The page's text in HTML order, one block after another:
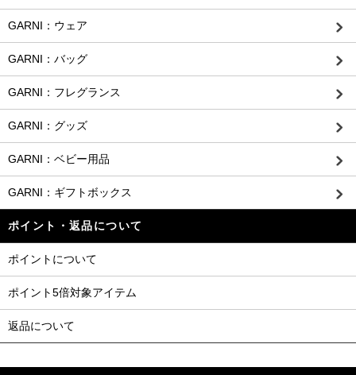
GARNI：ウェア
GARNI：バッグ
GARNI：フレグランス
GARNI：グッズ
GARNI：ベビー用品
GARNI：ギフトボックス
ポイント・返品について
ポイントについて
ポイント5倍対象アイテム
返品について